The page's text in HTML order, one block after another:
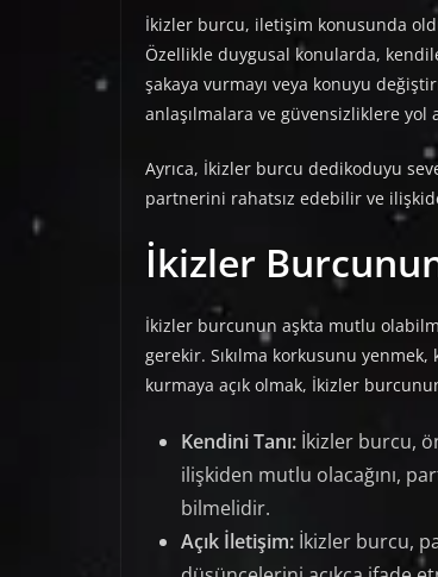
İkizler burcu, iletişim konusunda
Özellikle duygusal konularda,
şakaya vurmayı veya konuyu
anlaşılmalara ve güvensizliklere yol
Ayrıca, İkizler burcu dedikoduyu
partnerini rahatsız edebilir ve
İkizler
İkizler burcunun aşkta mutlu
gerekir. Sıkılma korkusunu
kurmaya açık olmak, İkizler
Kendini Tanı: İkizler burcu,
ilişkiden mutlu olacağını,
bilmelidir.
Açık İletişim: İkizler burcu,